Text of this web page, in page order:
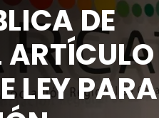
DE
ARTÍCULO
LEY PARA